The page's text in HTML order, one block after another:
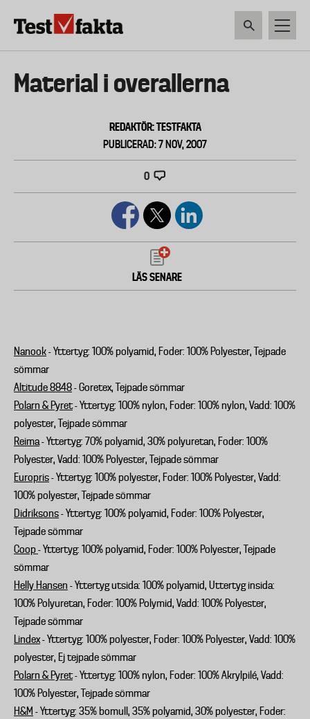
Huvudmeny
ny
Material i overallerna
REDAKTÖR: TESTFAKTA
PUBLICERAD: 7 NOV, 2007
0
LÄS SENARE
Nanook- Yttertyg: 100% polyamid, Foder: 100% Polyester, Tejpade
sömmar
Altitude 8848- Goretex, Tejpade sömmar
Polarn & Pyret- Yttertyg: 100% nylon, Foder: 100% nylon, Vadd: 100%
polyester, Tejpade sömmar
Reima- Yttertyg: 70% polyamid, 30% polyuretan, Foder: 100%
Polyester, Vadd: 100% Polyester, Tejpade sömmar
Europris- Yttertyg: 100% polyester, Foder: 100% Polyester, Vadd:
100% polyester, Tejpade sömmar
Didriksons- Yttertyg: 100% polyamid, Foder: 100% Polyester,
Tejpade sömmar
Coop- Yttertyg: 100% polyamid, Foder: 100% Polyester, Tejpade
sömmar
Helly Hansen - Yttertyg utsida: 100% polyamid, Uttertyg insida:
100% Polyuretan, Foder: 100% Polymid, Vadd: 100% Polyester,
Tejpade sömmar
Lindex- Yttertyg: 100% polyester, Foder: 100% Polyester, Vadd: 100%
polyester, Ej tejpade sömmar
Polarn & Pyret- Yttertyg: 100% nylon, Foder: 100% Akrylpilé, Vadd:
100% Polyester, Tejpade sömmar
H&M - Yttertyg: 35% bomull, 35% polyamid, 30% polyester, Foder: